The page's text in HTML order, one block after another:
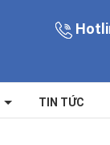
TIN TỨC